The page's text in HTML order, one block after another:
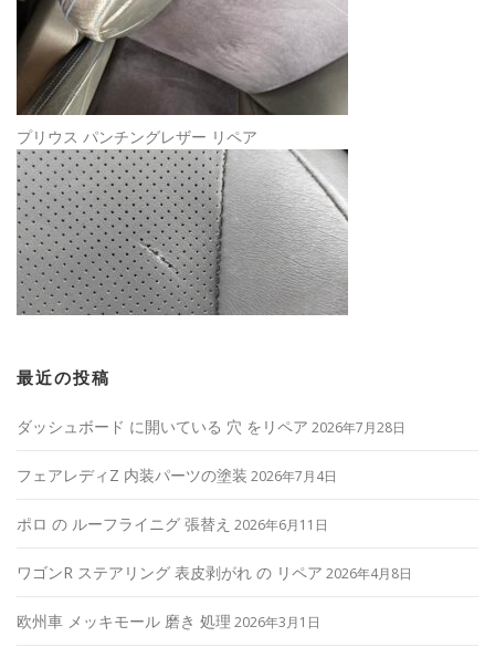
プリウス パンチングレザー リペア
最近の投稿
ダッシュボード に開いている 穴 をリペア 2026年7月28日
フェアレディZ 内装パーツの塗装 2026年7月4日
ポロ の ルーフライニグ 張替え 2026年6月11日
ワゴンR ステアリング 表皮剥がれ の リペア 2026年4月8日
欧州車 メッキモール 磨き 処理 2026年3月1日